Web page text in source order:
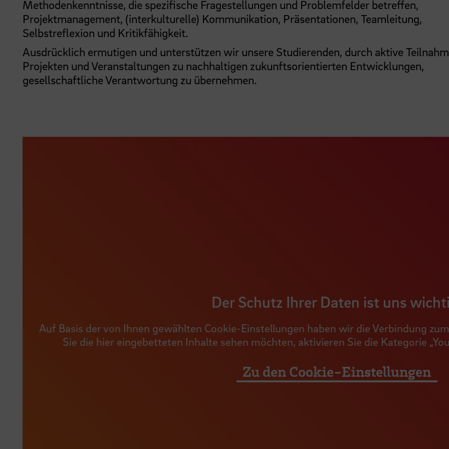
Methodenkenntnisse, die spezifische Fragestellungen und Problemfelder betreffen,
Projektmanagement, (interkulturelle) Kommunikation, Präsentationen, Teamleitung,
Selbstreflexion und Kritikfähigkeit.
Ausdrücklich ermutigen und unterstützen wir unsere Studierenden, durch aktive
Projekten und Veranstaltungen zu nachhaltigen zukunftsorientierten Entwicklungen,
gesellschaftliche Verantwortung zu übernehmen.
Der Schutz Ihrer Daten ist uns
Auf Basis der von Ihnen gewählten Cookie-Einstellungen haben wir die Verbindung
Sie die hier eingebetteten Inhalte sehen möchten, aktivieren Sie die Kategorie
Zu den Cookie-Einstellungen